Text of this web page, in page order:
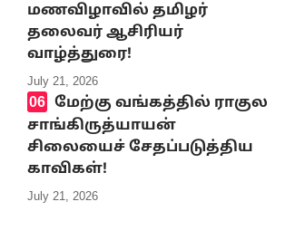
மணவிழாவில் தமிழர்
தலைவர் ஆசிரியர்
வாழ்த்துரை!
July 21, 2026
மேற்கு வங்கத்தில் ராகுல
சாங்கிருத்யாயன்
சிலையைச் சேதப்படுத்திய
காவிகள்!
July 21, 2026